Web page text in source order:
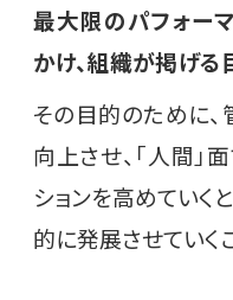
最大限のパフォー
かけ、組織が掲げる
その目的のために、
向上させ、「人間」
ションを高めていく
的に発展させていく